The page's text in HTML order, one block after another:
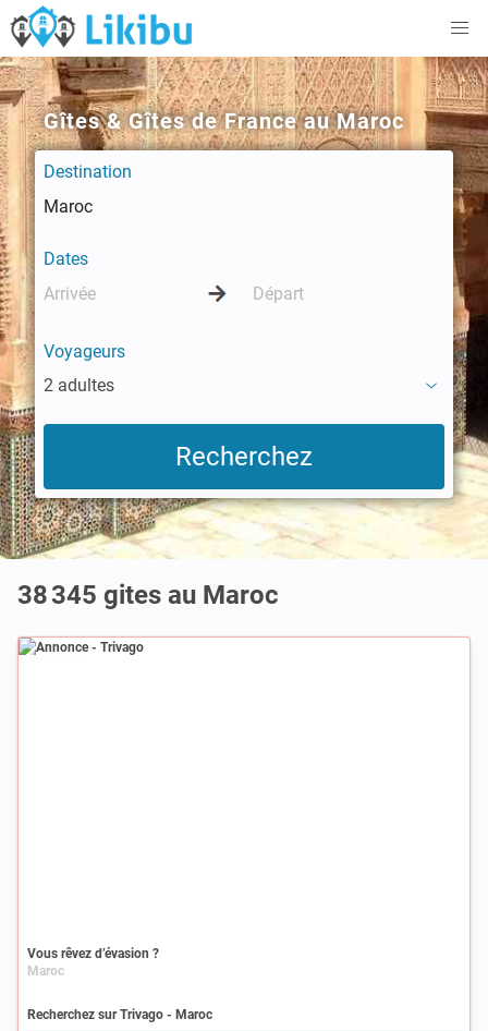
Gîtes & Gîtes de France au Maroc
Destination
Dates
Voyageurs
2 adultes
38 345 gites au Maroc
Annonce
Vous rêvez d’évasion ?
Maroc
Recherchez sur Trivago - Maroc